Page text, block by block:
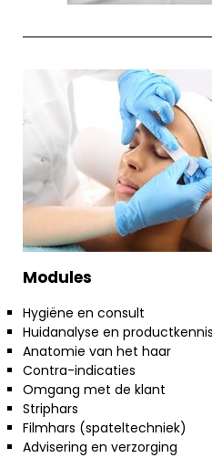
Modules
Hygiëne en consult
Huidanalyse en productkennis
Anatomie van het haar
Contra-indicaties
Omgang met de klant
Striphars
Filmhars (spateltechniek)
Advisering en verzorging